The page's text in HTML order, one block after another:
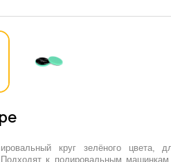
круг зелёного цвета,
к полировальным